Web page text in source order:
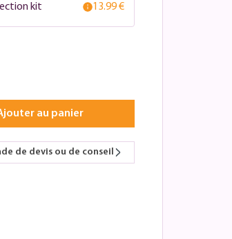
kit 13.99 €
au panier
de devis ou de conseil